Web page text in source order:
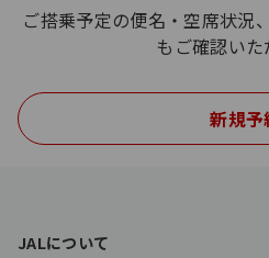
ご搭乗予定の便名・空席状況
もご確認い
新規予
o
JALについて